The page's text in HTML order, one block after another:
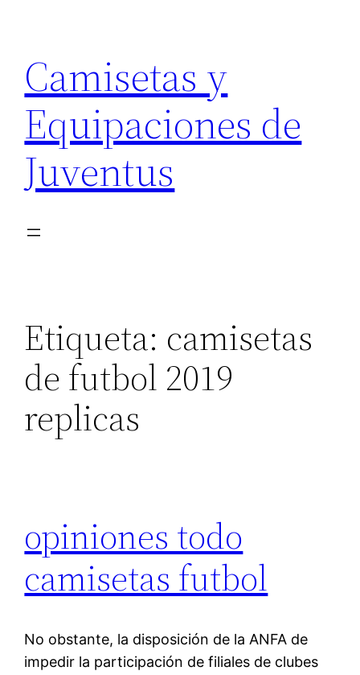
contenido
Camisetas y
Equipaciones de
Juventus
Etiqueta: camisetas
de futbol 2019
replicas
opiniones todo
camisetas futbol
No obstante, la disposición de la ANFA de
impedir la participación de filiales de clubes